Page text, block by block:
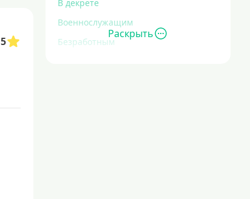
В декрете
Военнослужащим
Безработным
Раскрыть
5